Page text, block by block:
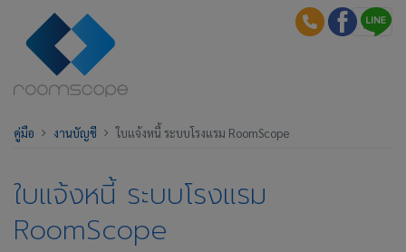
คู่มือ งานบัญชี ใบแจ้งหนี้ ระบบโรงแรม RoomScope
ใบแจ้งหนี้ ระบบโรงแรม
RoomScope